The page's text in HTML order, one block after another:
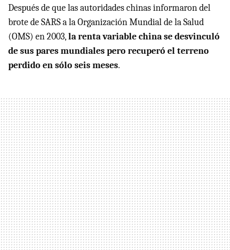
Después de que las autoridades chinas informaron del
brote de SARS a la Organización Mundial de la Salud
(OMS) en 2003,la renta variable china se desvinculó
de sus pares mundiales pero recuperó el terreno
perdido en sólo seis meses.